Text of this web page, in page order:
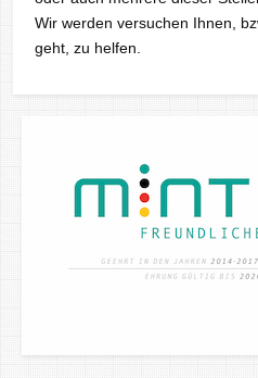
Wir werden versuchen Ihnen,
geht, zu helfen.